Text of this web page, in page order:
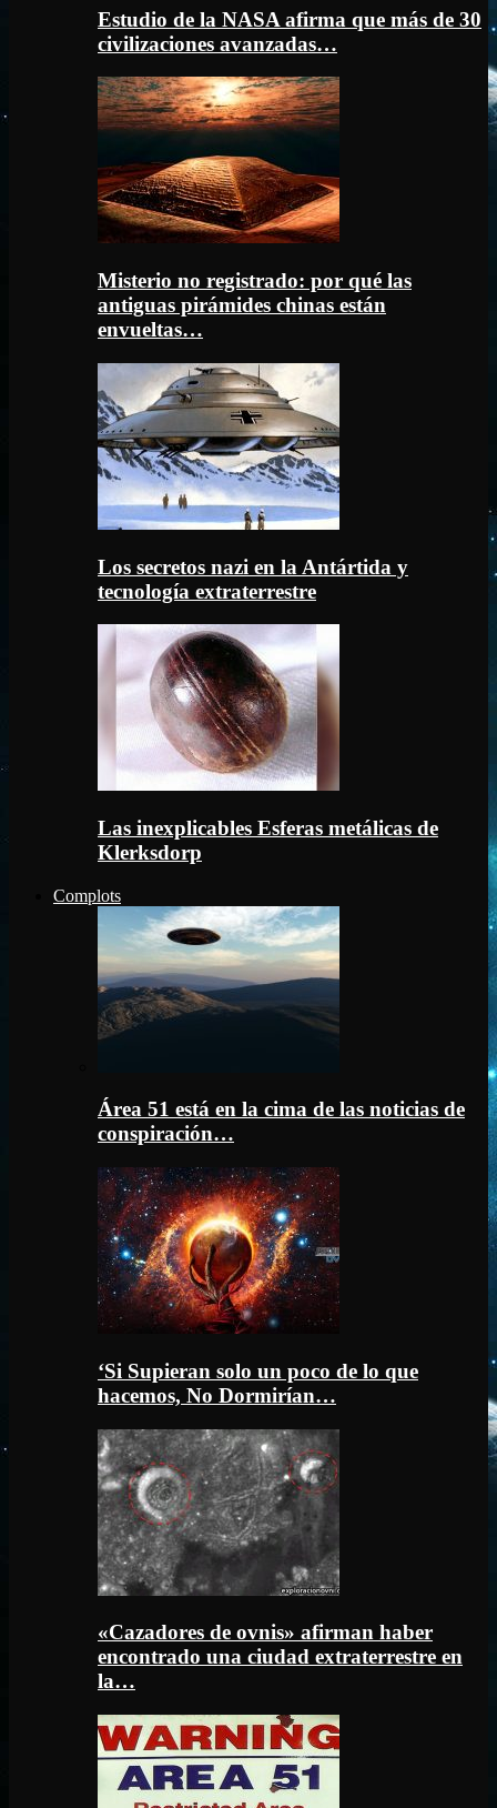
Estudio de la NASA afirma que más de 30
civilizaciones avanzadas…
Misterio no registrado: por qué las
antiguas pirámides chinas están
envueltas…
Los secretos nazi en la Antártida y
tecnología extraterrestre
Las inexplicables Esferas metálicas de
Klerksdorp
Complots
Área 51 está en la cima de las noticias de
conspiración…
‘Si Supieran solo un poco de lo que
hacemos, No Dormirían…
«Cazadores de ovnis» afirman haber
encontrado una ciudad extraterrestre en
la…